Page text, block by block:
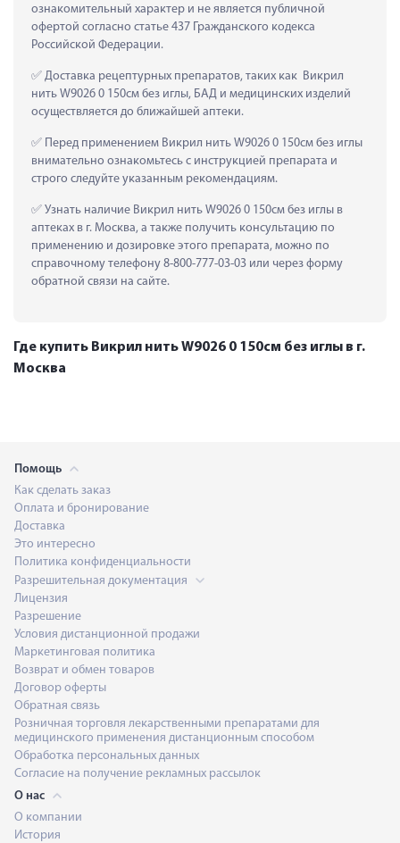
ознакомительный характер и не является публичной
офертой согласно статье 437 Гражданского кодекса
Российской Федерации.
Доставка рецептурных препаратов, таких как  Викрил
нить W9026 0 150см без иглы, БАД и медицинских изделий
осуществляется до ближайшей аптеки.
Перед применением Викрил нить W9026 0 150см без иглы
внимательно ознакомьтесь с инструкцией препарата и
строго следуйте указанным рекомендациям.
Узнать наличие Викрил нить W9026 0 150см без иглы в
аптеках в г. Москва, а также получить консультацию по
применению и дозировке этого препарата, можно по
справочному телефону 8-800-777-03-03 или через форму
обратной связи на сайте.
Где купить Викрил нить W9026 0 150см без иглы в г.
Москва
Помощь
Как сделать заказ
Оплата и бронирование
Доставка
Это интересно
Политика конфиденциальности
Разрешительная документация
Лицензия
Разрешение
Условия дистанционной продажи
Маркетинговая политика
Возврат и обмен товаров
Договор оферты
Обратная связь
Розничная торговля лекарственными препаратами для
медицинского применения дистанционным способом
Обработка персональных данных
Согласие на получение рекламных рассылок
О нас
О компании
История